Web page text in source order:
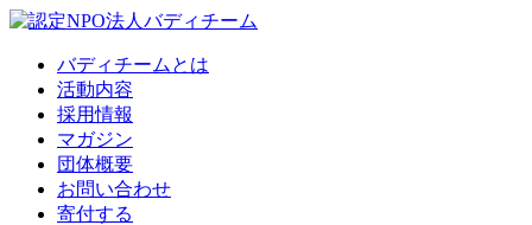
バディチームとは
活動内容
採用情報
マガジン
団体概要
お問い合わせ
寄付する